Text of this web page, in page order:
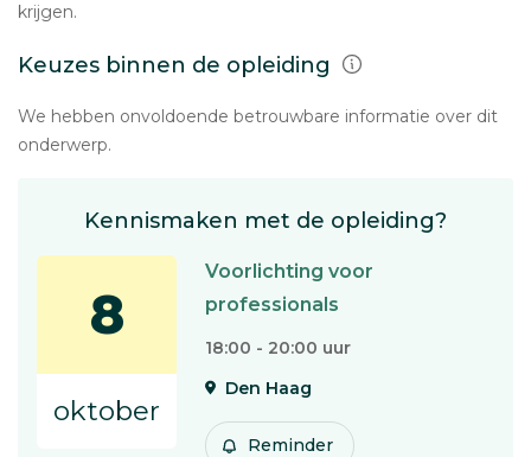
krijgen.
Keuzes binnen de opleiding
We hebben onvoldoende betrouwbare informatie over dit
onderwerp.
Kennismaken met de opleiding?
8
oktober
Voorlichting voor
professionals
18:00 - 20:00 uur
Den Haag
Reminder